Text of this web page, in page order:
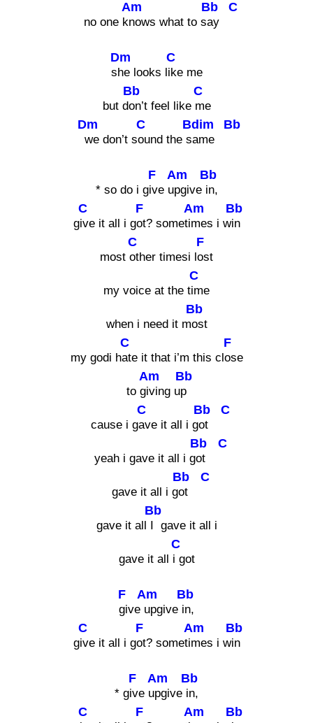
no one k
Am
nows what to s
Bb
ay
C
s
Dm
he looks l
C
ike me
but d
Bb
on’t feel like
C
me
Dm
we don’t s
C
ound the s
Bdim
ame
Bb
* so do i g
F
ive u
Am
pgive
Bb
in,
g
C
ive it all i g
F
ot? someti
Am
mes i w
Bb
in
most
C
other timesi l
F
ost
my voice at the t
C
ime
when i need it m
Bb
ost
my godi h
C
ate it that i’m this cl
F
ose
to g
Am
iving u
Bb
p
cause i g
C
ave it all i g
Bb
ot
C
yeah i gave it all i g
Bb
ot
C
gave it all i g
Bb
ot
C
gave it all
Bb
I gave it all i
gave it all
C
i got
F
give
Am
upgive
Bb
in,
g
C
ive it all i g
F
ot? someti
Am
mes i w
Bb
in
* g
F
ive u
Am
pgive
Bb
in,
C F Am Bb